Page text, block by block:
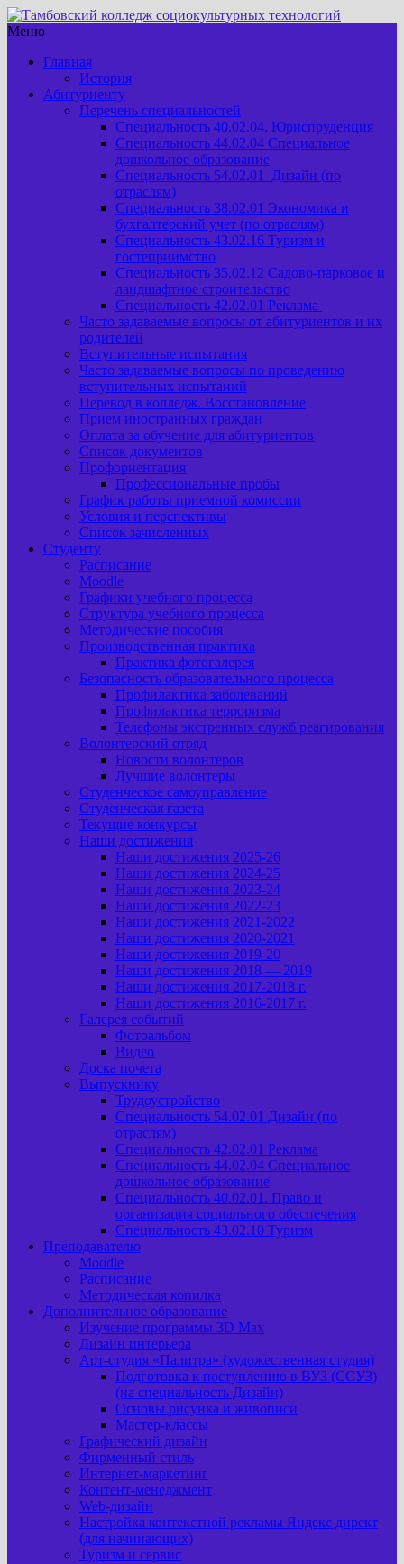
Меню
Главная
История
Абитуриенту
Перечень специальностей
Специальность 40.02.04. Юриспруденция
Специальность 44.02.04 Специальное
дошкольное образование
Специальность 54.02.01 Дизайн (по
отраслям)
Специальность 38.02.01 Экономика и
бухгалтерский учет (по отраслям)
Специальность 43.02.16 Туризм и
гостеприимство
Специальность 35.02.12 Садово-парковое и
ландшафтное строительство
Специальность 42.02.01 Реклама
Часто задаваемые вопросы от абитуриентов и их
родителей
Вступительные испытания
Часто задаваемые вопросы по проведению
вступительных испытаний
Перевод в колледж. Восстановление
Прием иностранных граждан
Оплата за обучение для абитуриентов
Список документов
Профориентация
Профессиональные пробы
График работы приемной комиссии
Условия и перспективы
Список зачисленных
Студенту
Расписание
Moodle
Графики учебного процесса
Структура учебного процесса
Методические пособия
Производственная практика
Практика фотогалерея
Безопасность образовательного процесса
Профилактика заболеваний
Профилактика терроризма
Телефоны экстренных служб реагирования
Волонтерский отряд
Новости волонтеров
Лучшие волонтеры
Студенческое самоуправление
Студенческая газета
Текущие конкурсы
Наши достижения
Наши достижения 2025-26
Наши достижения 2024-25
Наши достижения 2023-24
Наши достижения 2022-23
Наши достижения 2021-2022
Наши достижения 2020-2021
Наши достижения 2019-20
Наши достижения 2018 — 2019
Наши достижения 2017-2018 г.
Наши достижения 2016-2017 г.
Галерея событий
Фотоальбом
Видео
Доска почета
Выпускнику
Трудоустройство
Специальность 54.02.01 Дизайн (по
отраслям)
Специальность 42.02.01 Реклама
Специальность 44.02.04 Специальное
дошкольное образование
Специальность 40.02.01. Право и
организация социального обеспечения
Специальность 43.02.10 Туризм
Преподавателю
Moodle
Расписание
Методическая копилка
Дополнительное образование
Изучение программы 3D Max
Дизайн интерьера
Арт-cтудия «Палитра» (художественная студия)
Подготовка к поступлению в ВУЗ (ССУЗ)
(на специальность Дизайн)
Основы рисунка и живописи
Мастер-классы
Графический дизайн
Фирменный стиль
Интернет-маркетинг
Контент-менеджмент
Web-дизайн
Настройка контекстной рекламы Яндекс директ
(для начинающих)
Туризм и сервис